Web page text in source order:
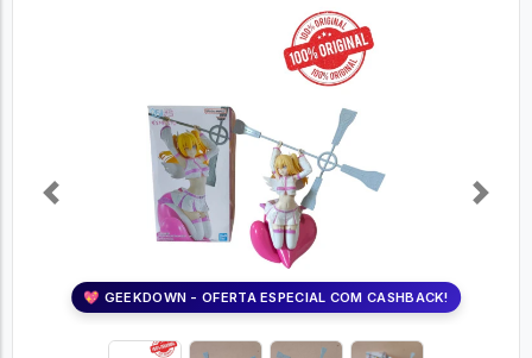
💖 GEEKDOWN - OFERTA ESPECIAL COM CASHBACK!
Previous Next